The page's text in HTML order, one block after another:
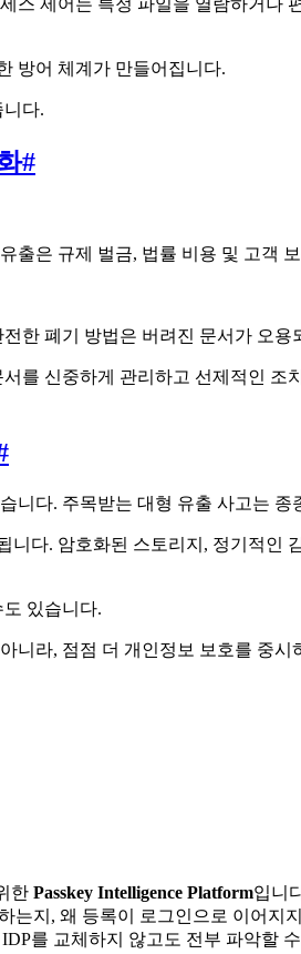
스 제어는 특정 파일을 열람하거
방어 체계가 만들어집니다.
다.
#
출은 규제 벌금, 법률 비용 및 고객
한 폐기 방법은 버려진 문서가 오용
를 신중하게 관리하고 선제적인
니다. 주목받는 대형 유출 사고는
다. 암호화된 스토리지, 정기적
있습니다.
니라, 점점 더 개인정보 보호를 중
한 Passkey Intelligence Platform입니
는지, 왜 등록이 로그인으로 이어
를 교체하지 않고도 전부 파악할